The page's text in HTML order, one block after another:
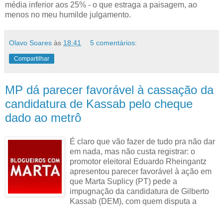
média inferior aos 25% - o que estraga a paisagem, ao
menos no meu humilde julgamento.
Olavo Soares às 18:41 5 comentários:
Compartilhar
MP dá parecer favorável à cassação da
candidatura de Kassab pelo cheque
dado ao metrô
É claro que vão fazer de tudo pra não dar
em nada, mas não custa registrar: o
promotor eleitoral Eduardo Rheingantz
apresentou parecer favorável à ação em
que Marta Suplicy (PT) pede a
impugnação da candidatura de Gilberto
Kassab (DEM), com quem disputa a